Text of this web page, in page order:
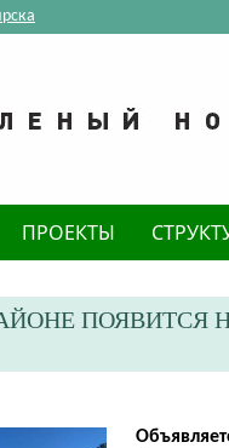
ПРОЕКТЫ
ПОЯВИТСЯ